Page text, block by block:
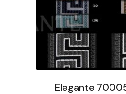
Elegante